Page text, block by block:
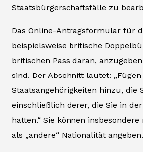
Staatsbürgerschaftsfälle zu
Das Online-Antragsformular für
beispielsweise britische
britischen Pass daran,
sind. Der Abschnitt lautet:
Staatsangehörigkeiten hinzu, die
einschließlich derer, die Sie in
hatten.“ Sie können insbesondere
als „andere“ Nationalität angeben.